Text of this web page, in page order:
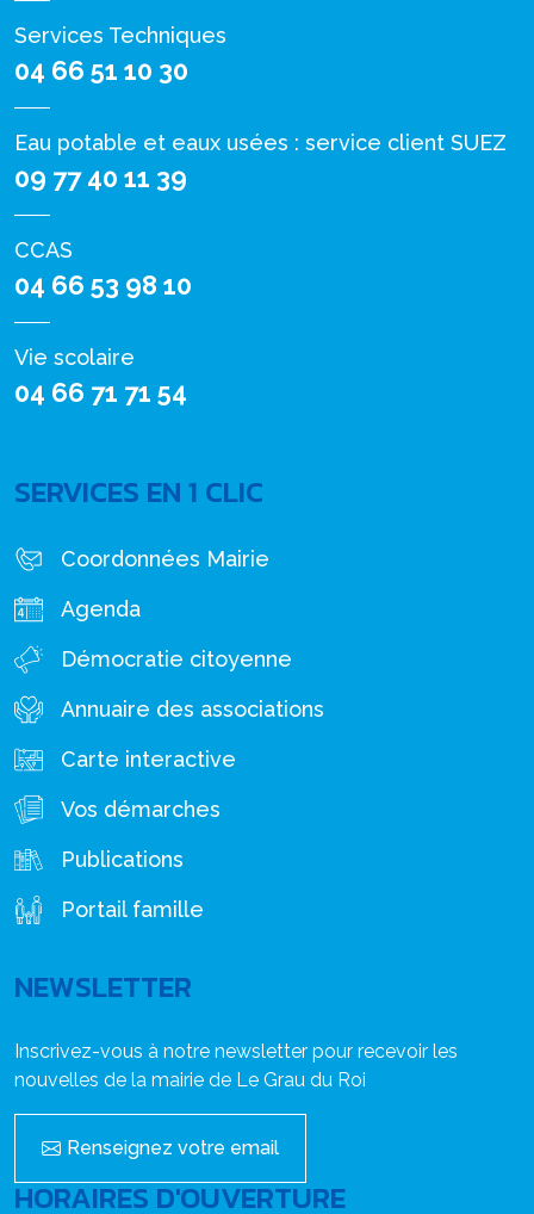
Services Techniques
04 66 51 10 30
Eau potable et eaux usées : service client SUEZ
09 77 40 11 39
CCAS
04 66 53 98 10
Vie scolaire
04 66 71 71 54
SERVICES EN 1 CLIC
Coordonnées Mairie
Agenda
Démocratie citoyenne
Annuaire des associations
Carte interactive
Vos démarches
Publications
Portail famille
NEWSLETTER
Inscrivez-vous à notre newsletter pour recevoir les
nouvelles de la mairie de Le Grau du Roi
Renseignez votre email
HORAIRES D'OUVERTURE